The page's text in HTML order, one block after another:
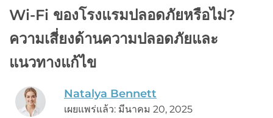
Wi-Fi ของโรงแรมปลอดภัยหรือไม่?
ความเสี่ยงด้านความปลอดภัยและ
แนวทางแก้ไข
Natalya Bennett
เผยแพร่แล้ว: มีนาคม 20, 2025